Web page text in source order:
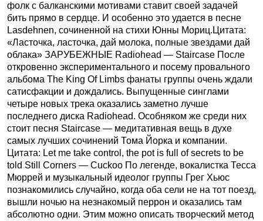
фолк с балканскими мотивами ставит своей задачей
бить прямо в сердце. И особенно это удается в песне
Lasdehnen, сочиненной на стихи Юнны Мориц.Цитата:
«Ласточка, ласточка, дай молока, полные звездами дай
облака» ЗАРУБЕЖНЫЕ Radiohead — Staircase После
откровенно экспериментального и посему провального
альбома The King Of Limbs фанаты группы очень ждали
сатисфакции и дождались. Выпущенные синглами
четыре новых трека оказались заметно лучше
последнего диска Radiohead. Особняком же среди них
стоит песня Staircase — медитативная вещь в духе
самых лучших сочинений Тома Йорка и компании.
Цитата: Let me take control, the pot is full of secrets to be
told Still Corners — Cuckoo По легенде, вокалистка Тесса
Мюррей и музыкальный идеолог группы Грег Хьюс
познакомились случайно, когда оба сели не на тот поезд,
вышли ночью на незнакомый перрон и оказались там
абсолютно одни. Этим можно описать творческий метод